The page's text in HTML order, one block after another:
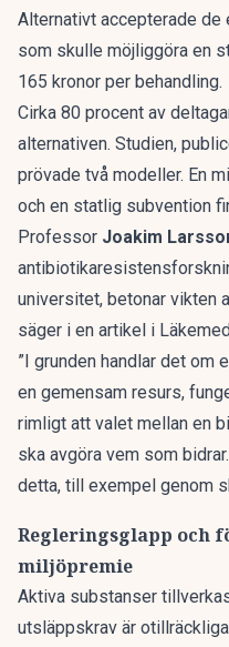
Alternativt accepterade de
som skulle möjliggöra en
165 kronor per behandling.
Cirka 80 procent av
alternativen. Studien,
prövade två modeller. En
och en statlig subvention
Professor Joakim
universitet, betonar vikten
säger i en artikel i
”I grunden handlar det
en gemensam resurs,
rimligt att valet mellan en
ska avgöra vem som
detta, till exempel genom
Regleringsglapp och
miljöpremie
Aktiva substanser
utsläppskrav är